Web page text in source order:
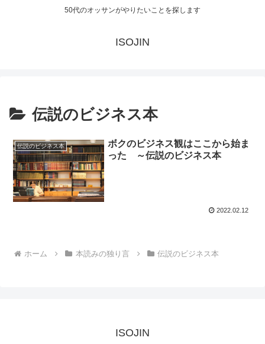
50代のオッサンがやりたいことを探します
ISOJIN
伝説のビジネス本
伝説のビジネス本
ボクのビジネス観はここから始ま
った ～伝説のビジネス本
2022.02.12
ホーム 本読みの独り言 伝説のビジネス本
ISOJIN